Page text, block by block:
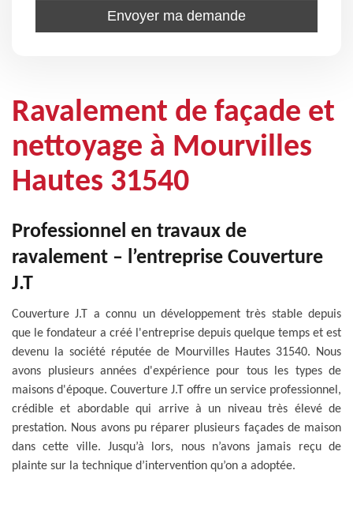
Ravalement de façade et
nettoyage à Mourvilles
Hautes 31540
Professionnel en travaux de
ravalement – l’entreprise Couverture
J.T
Couverture J.T a connu un développement très stable depuis
que le fondateur a créé l'entreprise depuis quelque temps et est
devenu la société réputée de Mourvilles Hautes 31540. Nous
avons plusieurs années d'expérience pour tous les types de
maisons d'époque. Couverture J.T offre un service professionnel,
crédible et abordable qui arrive à un niveau très élevé de
prestation. Nous avons pu réparer plusieurs façades de maison
dans cette ville. Jusqu’à lors, nous n’avons jamais reçu de
plainte sur la technique d’intervention qu’on a adoptée.